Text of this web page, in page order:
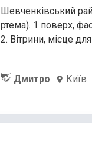
Шевченківський
ртема). 1 поверх,
2. Вітрини, місце
Дмитро Київ